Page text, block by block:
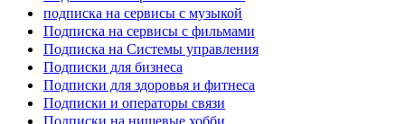
подписка на сервисы с музыкой
Подписка на сервисы с фильмами
Подписка на Системы управления
Подписки для бизнеса
Подписки для здоровья и фитнеса
Подписки и операторы связи
Подписки на нишевые хобби